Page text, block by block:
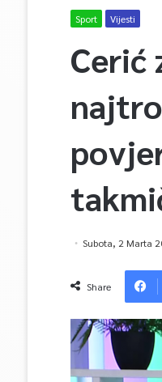
Sport Vijesti
Cerić
Subota, 2 Marta
Share